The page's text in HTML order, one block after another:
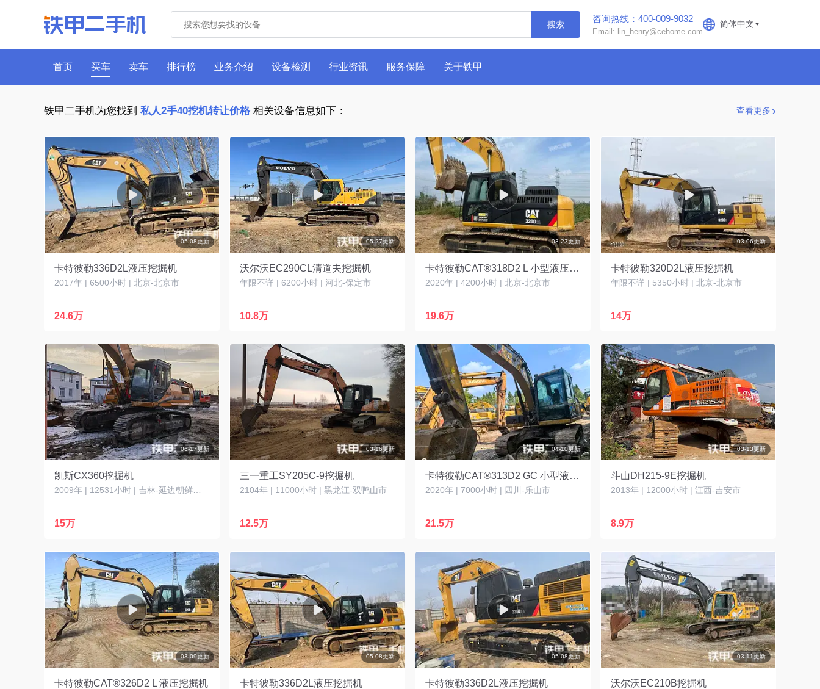
搜索
咨询热线：400-009-9032
Email: lin_henry@cehome.com
简体中文
首页 买车 卖车 排行榜 业务介绍 设备检测 行业资讯 服务保障 关于铁甲
铁甲二手机为您找到 私人2手40挖机转让价格 相关设备信息如下： 查看更多
05-08更新
卡特彼勒336D2L液压挖掘机
2017年 | 6500小时 | 北京-北京市
24.6万
05-27更新
沃尔沃EC290CL清道夫挖掘机
年限不详 | 6200小时 | 河北-保定市
10.8万
03-23更新
卡特彼勒CAT®318D2 L 小型液压挖掘机
2020年 | 4200小时 | 北京-北京市
19.6万
03-06更新
卡特彼勒320D2L液压挖掘机
年限不详 | 5350小时 | 北京-北京市
14万
06-17更新
凯斯CX360挖掘机
15万
03-16更新
三一重工SY205C-9挖掘机
2104年 | 11000小时 | 黑龙江-双鸭山市
12.5万
04-10更新
卡特彼勒CAT®313D2 GC 小型液压挖掘机
2020年 | 7000小时 | 四川-乐山市
21.5万
03-13更新
斗山DH215-9E挖掘机
2013年 | 12000小时 | 江西-吉安市
8.9万
03-09更新
卡特彼勒CAT®326D2 L 液压挖掘机
05-08更新
卡特彼勒336D2L液压挖掘机
05-08更新
卡特彼勒336D2L液压挖掘机
03-11更新
沃尔沃EC210B挖掘机